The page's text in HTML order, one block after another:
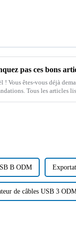
pas ces bons
! Vous êtes-vous déjà
Tous les articles
B ODM
de câbles USB 3